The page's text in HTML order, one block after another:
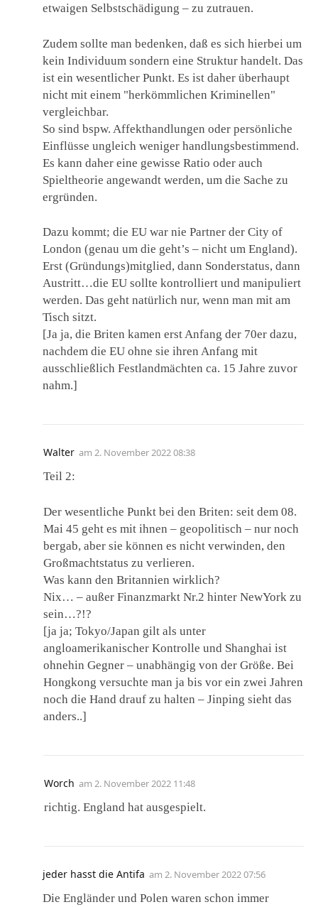
etwaigen Selbstschädigung – zu zutrauen.
Zudem sollte man bedenken, daß es sich hierbei um
kein Individuum sondern eine Struktur handelt. Das
ist ein wesentlicher Punkt. Es ist daher überhaupt
nicht mit einem "herkömmlichen Kriminellen"
vergleichbar.
So sind bspw. Affekthandlungen oder persönliche
Einflüsse ungleich weniger handlungsbestimmend.
Es kann daher eine gewisse Ratio oder auch
Spieltheorie angewandt werden, um die Sache zu
ergründen.
Dazu kommt; die EU war nie Partner der City of
London (genau um die geht’s – nicht um England).
Erst (Gründungs)mitglied, dann Sonderstatus, dann
Austritt…die EU sollte kontrolliert und manipuliert
werden. Das geht natürlich nur, wenn man mit am
Tisch sitzt.
[Ja ja, die Briten kamen erst Anfang der 70er dazu,
nachdem die EU ohne sie ihren Anfang mit
ausschließlich Festlandmächten ca. 15 Jahre zuvor
nahm.]
Walter am 2. November 2022 08:38
Teil 2:
Der wesentliche Punkt bei den Briten: seit dem 08.
Mai 45 geht es mit ihnen – geopolitisch – nur noch
bergab, aber sie können es nicht verwinden, den
Großmachtstatus zu verlieren.
Was kann den Britannien wirklich?
Nix… – außer Finanzmarkt Nr.2 hinter NewYork zu
sein…?!?
[ja ja; Tokyo/Japan gilt als unter
angloamerikanischer Kontrolle und Shanghai ist
ohnehin Gegner – unabhängig von der Größe. Bei
Hongkong versuchte man ja bis vor ein zwei Jahren
noch die Hand drauf zu halten – Jinping sieht das
anders..]
Worch am 2. November 2022 11:48
richtig. England hat ausgespielt.
jeder hasst die Antifa am 2. November 2022 07:56
Die Engländer und Polen waren schon immer